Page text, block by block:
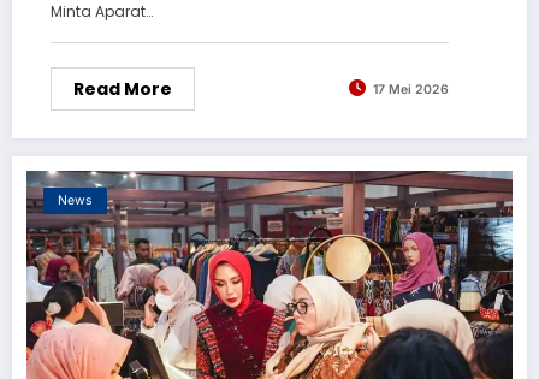
Minta Aparat…
Read More 17 Mei 2026
News